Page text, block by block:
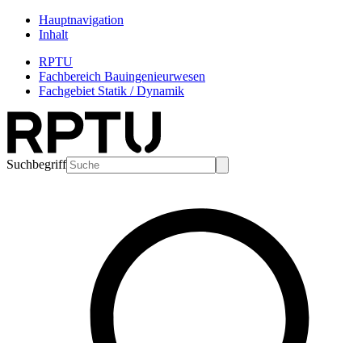
Hauptnavigation
Inhalt
RPTU
Fachbereich Bauingenieurwesen
Fachgebiet Statik / Dynamik
Suchbegriff